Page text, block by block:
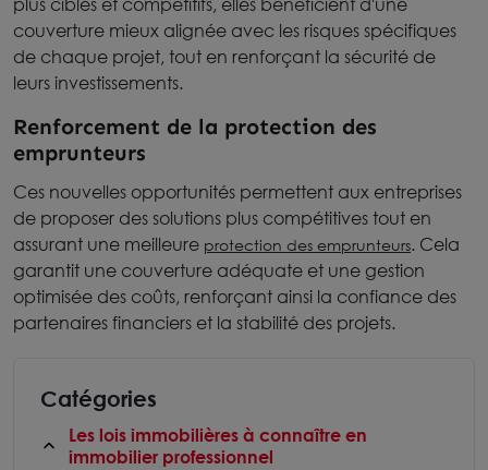
plus ciblés et compétitifs, elles bénéficient d'une
couverture mieux alignée avec les risques spécifiques
de chaque projet, tout en renforçant la sécurité de
leurs investissements.
Renforcement de la protection des
emprunteurs
Ces nouvelles opportunités permettent aux entreprises
de proposer des solutions plus compétitives tout en
assurant une meilleure protection des emprunteurs. Cela
garantit une couverture adéquate et une gestion
optimisée des coûts, renforçant ainsi la confiance des
partenaires financiers et la stabilité des projets.
Catégories
Les lois immobilières à connaître en
immobilier professionnel